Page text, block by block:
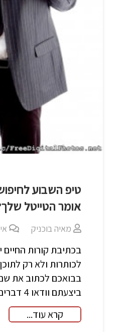
טיפ השבוע
אומר הטייטל
מאיה בוכניק
בכתיבת קורות
לכותרות ולא רק
בבואכם לכתוב את
ביצעתם וודאו 4 דברים...
קרא עוד...